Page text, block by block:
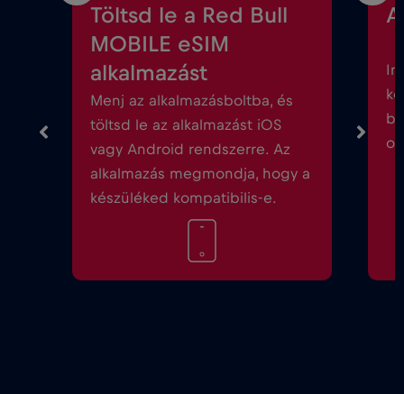
Töltsd le a Red Bull
MOBILE eSIM
alkalmazást
Menj az alkalmazásboltba, és
töltsd le az alkalmazást iOS
vagy Android rendszerre. Az
alkalmazás megmondja, hogy a
készüléked kompatibilis-e.